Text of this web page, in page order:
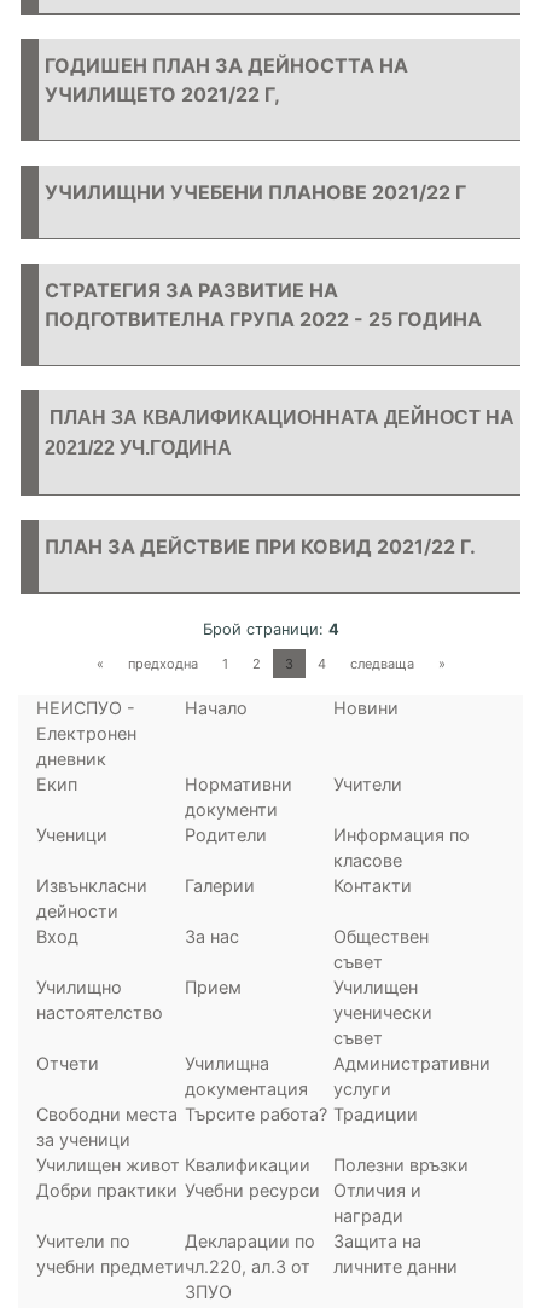
ГОДИШЕН ПЛАН ЗА ДЕЙНОСТТА НА
УЧИЛИЩЕТО 2021/22 Г,
УЧИЛИЩНИ УЧЕБЕНИ ПЛАНОВЕ 2021/22 Г
СТРАТЕГИЯ ЗА РАЗВИТИЕ НА
ПОДГОТВИТЕЛНА ГРУПА 2022 - 25 ГОДИНА
ПЛАН ЗА КВАЛИФИКАЦИОННАТА ДЕЙНОСТ НА
2021/22 УЧ.ГОДИНА
ПЛАН ЗА ДЕЙСТВИЕ ПРИ КОВИД 2021/22 Г.
Брой страници: 4
« предходна 1 2 3 4 следваща »
НЕИСПУО -
Електронен
дневник
Начало Новини
Екип
Нормативни
документи
Учители
Ученици Родители
Информация по
класове
Извънкласни
дейности
Галерии Контакти
Вход За нас
Обществен
съвет
Училищно
настоятелство
Прием
Училищен
ученически
съвет
Отчети
Училищна
документация
Административни
услуги
Свободни места
за ученици
Търсите работа? Традиции
Училищен живот Квалификации
Полезни връзки
Добри практики Учебни ресурси
Отличия и
награди
Учители по
учебни предмети
Декларации по
чл.220, ал.3 от
ЗПУО
Защита на
личните данни